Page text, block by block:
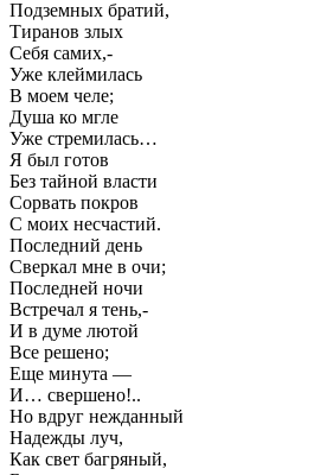
Подземных братий,
Тиранов злых
Себя самих,-
Уже клеймилась
В моем челе;
Душа ко мгле
Уже стремилась…
Я был готов
Без тайной власти
Сорвать покров
С моих несчастий.
Последний день
Сверкал мне в очи;
Последней ночи
Встречал я тень,-
И в думе лютой
Все решено;
Еще минута —
И… свершено!..
Но вдруг нежданный
Надежды луч,
Как свет багряный,